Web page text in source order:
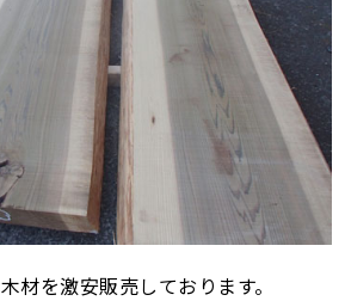
材を激安販売しております。